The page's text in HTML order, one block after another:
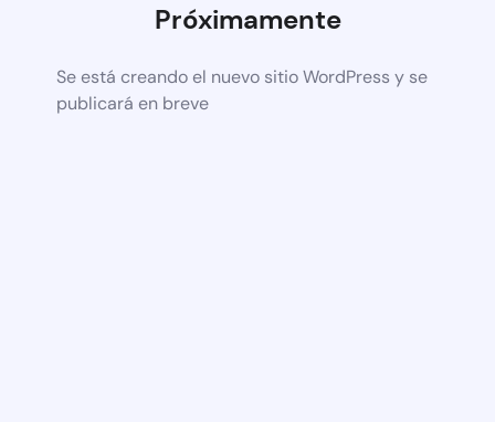
Próximamente
Se está creando el nuevo sitio WordPress y se
publicará en breve